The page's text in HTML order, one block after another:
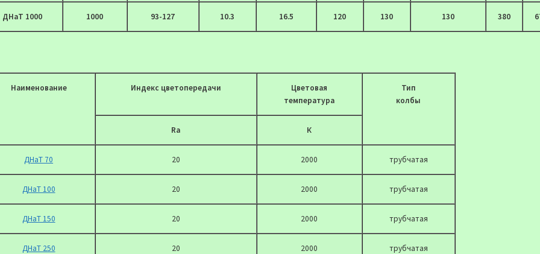
ДНаТ 1000 1000 93-127 10.3 16.5 120 130 130 380
Наименование Индекс цветопередачи
Цветовая
температура
Тип
колбы
Ra К
ДНаТ 70 20 2000 трубчатая
ДНаТ 100 20 2000 трубчатая
ДНаТ 150 20 2000 трубчатая
ДНаТ 250 20 2000 трубчатая